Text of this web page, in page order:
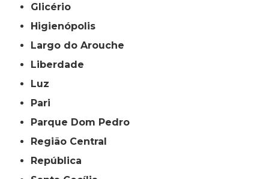
Glicério
Higienópolis
Largo do Arouche
Liberdade
Luz
Pari
Parque Dom Pedro
Região Central
República